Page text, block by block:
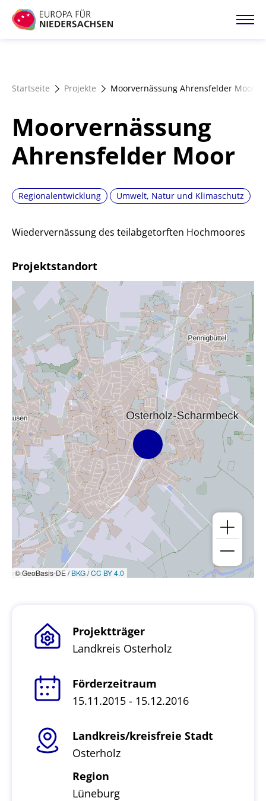
Direkt
zum
Förderangebote
Startseite Projekte Moorvernässung Ahrensfelder Moor
Moorvernässung
Ahrensfelder Moor
Regionalentwicklung Umwelt, Natur und Klimaschutz
Wiedervernässung des teilabgetorften Hochmoores
Projektstandort
© GeoBasis-DE /BKG/CC BY 4.0
Projektträger
Landkreis Osterholz
Förderzeitraum
15.11.2015 - 15.12.2016
Landkreis/kreisfreie Stadt
Osterholz
Region
Lüneburg